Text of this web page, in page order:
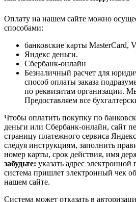
Оплату на нашем сайте можно
способами:
банковские карты MasterCard,
Яндекс деньги.
Сбербанк-онлайн
Безналичный расчет для
способ оплаты заказа
по реквизитам организации.
Предоставляем все
Чтобы оплатить покупку по
деньги или Сбербанк-онлайн, сайт
страницу платежного сервиса
следуя инструкциям, заполнить
номер карты, срок действия, имя
забудьте: указать адрес
система пришлет электронный чек
нашем сайте.
Система может отказать в